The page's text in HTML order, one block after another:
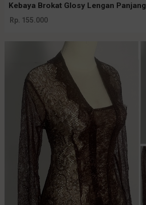
Kebaya Brokat Glosy Lengan Panjang
Rp. 155.000